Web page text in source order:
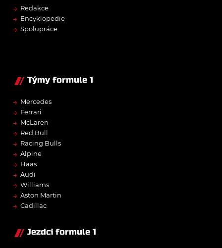
→ Redakce
→ Encyklopedie
→ Spolupráce
Týmy formule 1
→ Mercedes
→ Ferrari
→ McLaren
→ Red Bull
→ Racing Bulls
→ Alpine
→ Haas
→ Audi
→ Williams
→ Aston Martin
→ Cadillac
Jezdci formule 1